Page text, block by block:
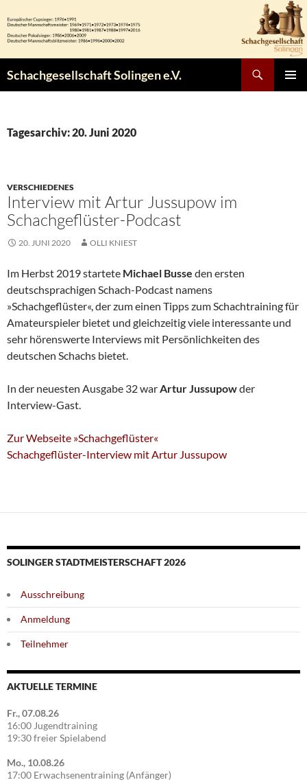
Inhalt
springen
Schachgesellschaft Solingen e.V.
Tagesarchiv: 20. Juni 2020
VERSCHIEDENES
Interview mit Artur Jussupow im
Schachgeflüster-Podcast
20. JUNI 2020 OLLI KNIEST
Im Herbst 2019 startete Michael Busse den ersten
deutschsprachigen Schach-Podcast namens
»Schachgeflüster«, der zum einen Tipps zum Schachtraining für
Amateurspieler bietet und gleichzeitig viele interessante und
sehr hörenswerte Interviews mit Persönlichkeiten des
deutschen Schachs bietet.
In der neuesten Ausgabe 32 warArtur Jussupowder
Interview-Gast.
Zur Webseite »Schachgeflüster«
Schachgeflüster-Interview mit Artur Jussupow
SOLINGER STADTMEISTERSCHAFT 2026
Ausschreibung
Anmeldung
Teilnehmer
AKTUELLE TERMINE
Fr., 07.08.26
16:00 Jugendtraining
19:30 freier Spielabend
Mo., 10.08.26
17:00 Erwachsenentraining (Anfänger)